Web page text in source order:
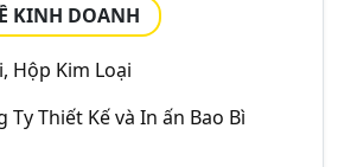
KINH DOANH
Hộp Kim Loại
Ty Thiết Kế và In ấn Bao Bì